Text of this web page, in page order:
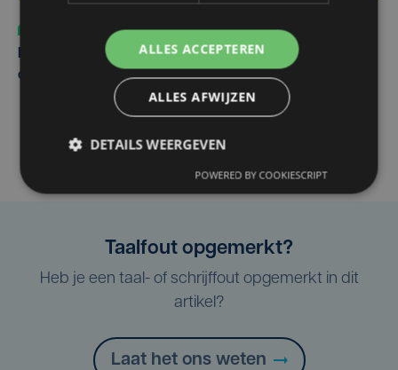
vr 31 juli | 12:46
Net voor kraker tegen Essevee: match van KV Kortrijk
op Anderlecht uitgesteld door Europees voetbal
Taalfout opgemerkt?
Heb je een taal- of schrijffout opgemerkt in dit
artikel?
Laat het ons weten
ALLES ACCEPTEREN
ALLES AFWIJZEN
DETAILS WEERGEVEN
POWERED BY COOKIESCRIPT